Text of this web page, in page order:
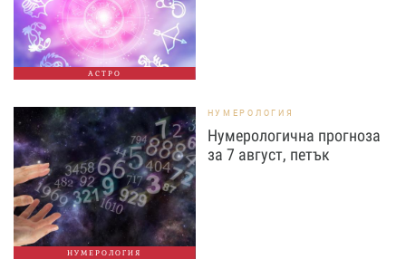
АСТРО
НУМЕРОЛОГИЯ
НУМЕРОЛОГИЯ
Нумерологична прогноза
за 7 август, петък